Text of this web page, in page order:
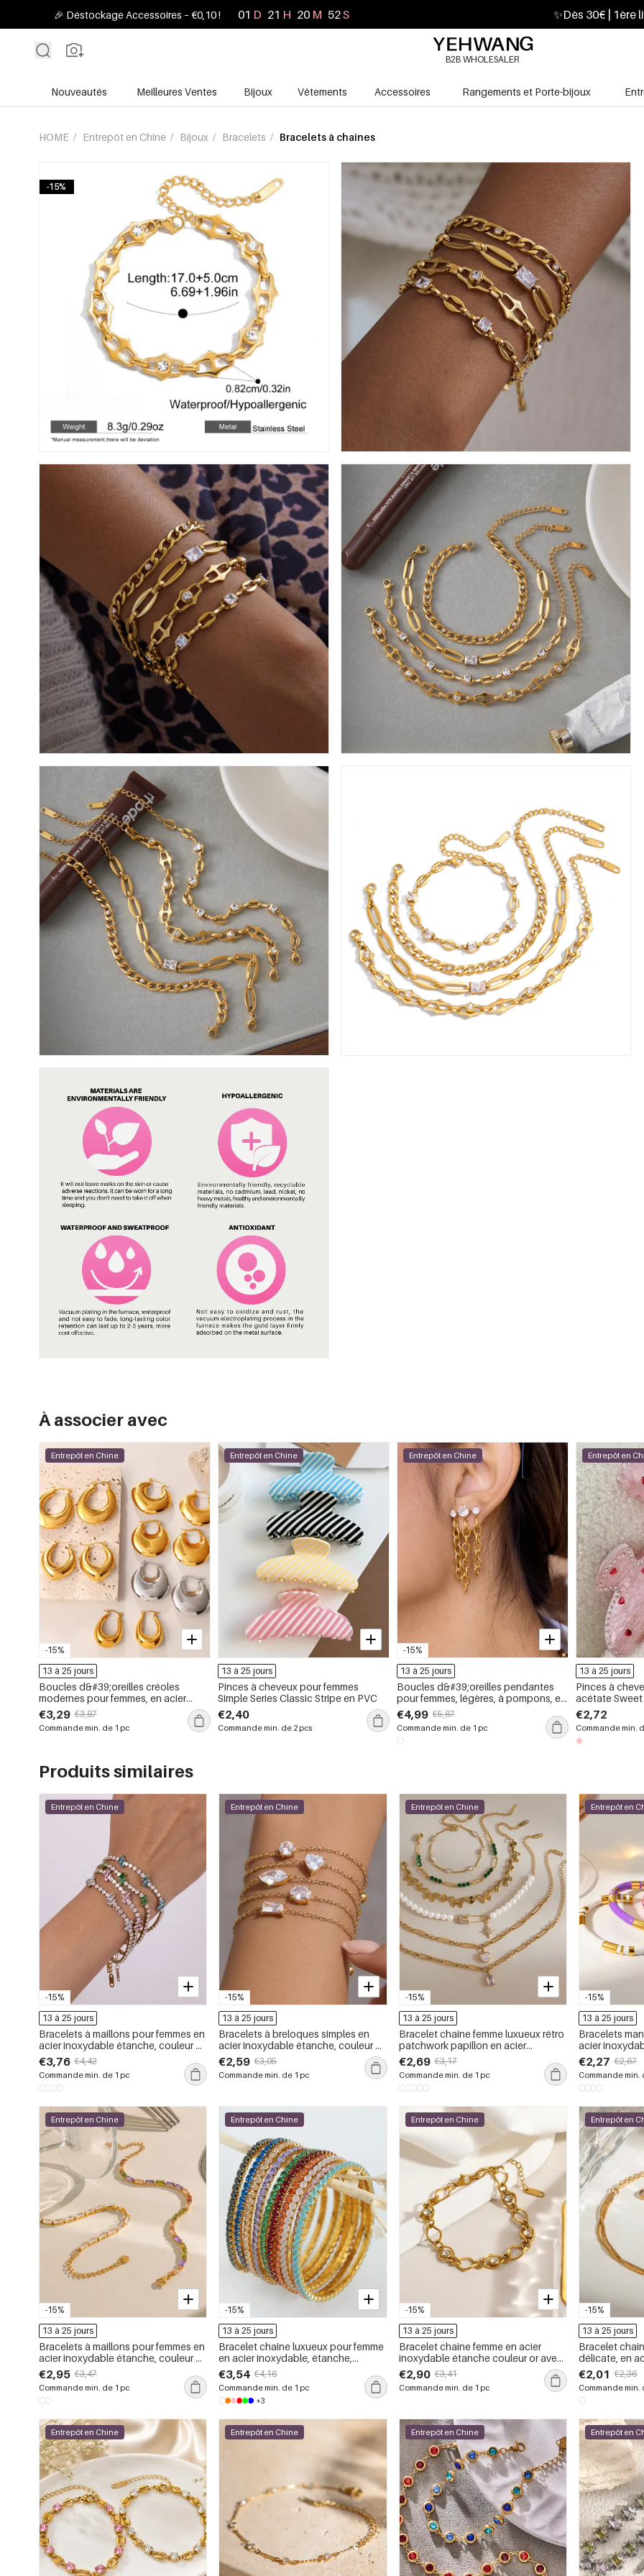
🎉 Déstockage Accessoires – €0,10 ! 01 D 21 H 20 M 50S ✨Dès 30€ | 1ère
B2B WHOLESALER
Nouveautés Meilleures Ventes Bijoux Vêtements Accessoires Rangements et Porte-bijoux
HOME / Entrepôt en Chine / Bijoux / Bracelets / Bracelets à chaînes
-15%
À associer avec
-15%
Entrepôt en Chine
13 à 25 jours
Boucles d&#39;oreilles créoles
modernes pour femmes, en acier
inoxydable doré, imperméables et
anti-ternissement
€3,29 €3,87
Commande min. de 1 pc
Entrepôt en Chine
13 à 25 jours
Pinces à cheveux pour femmes
Simple Series Classic Stripe en PVC
€2,40
Commande min. de 2 pcs
-15%
Entrepôt en Chine
13 à 25 jours
Boucles d&#39;oreilles pendantes
pour femmes, légères, à pompons, en
acier inoxydable, imperméables et
anti-ternissement, couleur or, ornées
de zircon.
€4,99 €5,87
Commande min. de 1 pc
Entrepôt en
13 à 25 jours
Pinces à
acétate Sweet
Romantic
€2,72
Commande min.
Produits similaires
-15%
Entrepôt en Chine
13 à 25 jours
Bracelets à maillons pour femmes en
acier inoxydable étanche, couleur or,
avec zircon.
€3,76 €4,42
Commande min. de 1 pc
-15%
Entrepôt en Chine
13 à 25 jours
Bracelets à breloques simples en
acier inoxydable étanche, couleur or,
avec zircon, pour femmes
€2,59 €3,05
Commande min. de 1 pc
-15%
Entrepôt en Chine
13 à 25 jours
Bracelet chaîne femme luxueux rétro
patchwork papillon en acier
inoxydable étanche couleur or et
zircon
€2,69 €3,17
Commande min. de 1 pc
-15%
Entrepôt en
13 à 25 jours
Bracelets
acier
femmes
€2,27 €2,67
Commande min.
-15%
Entrepôt en Chine
13 à 25 jours
Bracelets à maillons pour femmes en
acier inoxydable étanche, couleur or,
avec zircon.
€2,95 €3,47
Commande min. de 1 pc
-15%
Entrepôt en Chine
13 à 25 jours
Bracelet chaîne luxueux pour femme
en acier inoxydable, étanche,
couleur or, orné de zircon.
€3,54 €4,16
Commande min. de 1 pc
+3
-15%
Entrepôt en Chine
13 à 25 jours
Bracelet chaîne femme en acier
inoxydable étanche couleur or avec
zircon
€2,90 €3,41
Commande min. de 1 pc
-15%
Entrepôt en
13 à 25 jours
Bracelet
délicate, en
étanche,
€2,01 €2,36
Commande min.
Entrepôt en Chine Entrepôt en Chine Entrepôt en Chine Entrepôt en